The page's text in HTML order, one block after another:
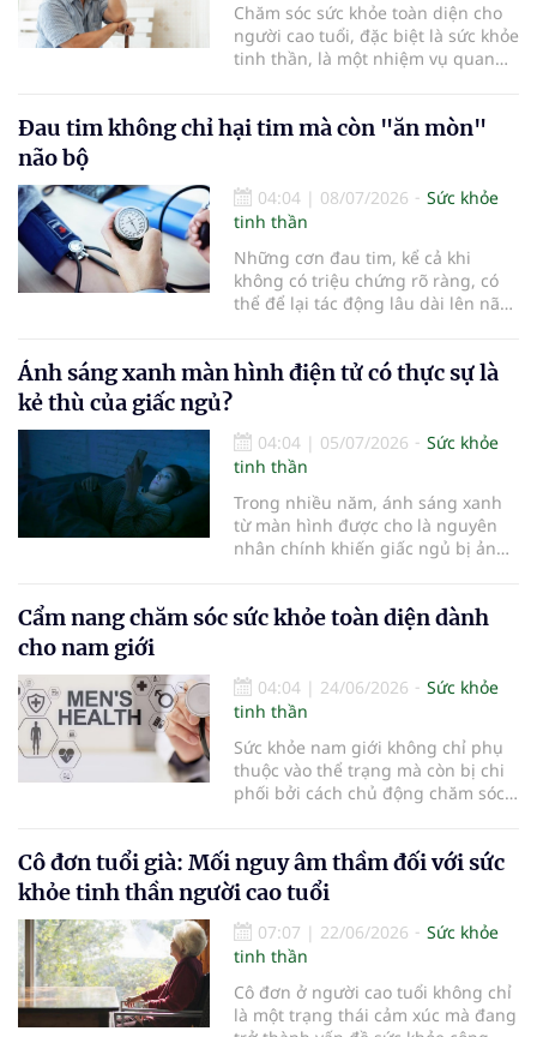
Chăm sóc sức khỏe toàn diện cho
người cao tuổi, đặc biệt là sức khỏe
tinh thần, là một nhiệm vụ quan
một tinh thần tích cực sẽ giúp
tính và gắn kết hơn với gia đình,
cộng đồng.
Đau tim không chỉ hại tim mà còn "ăn mòn"
não bộ
04:04 | 08/07/2026
Sức khỏe
tinh thần
Những cơn đau tim, kể cả khi
không có triệu chứng rõ ràng, có
thể để lại tác động lâu dài lên não
Ánh sáng xanh màn hình điện tử có thực sự là
kẻ thù của giấc ngủ?
04:04 | 05/07/2026
Sức khỏe
tinh thần
Trong nhiều năm, ánh sáng xanh
từ màn hình được cho là nguyên
nhân chính khiến giấc ngủ bị ảnh
tranh phức tạp hơn tưởng tượng...
Cẩm nang chăm sóc sức khỏe toàn diện dành
cho nam giới
04:04 | 24/06/2026
Sức khỏe
tinh thần
Sức khỏe nam giới không chỉ phụ
thuộc vào thể trạng mà còn bị chi
phối bởi cách chủ động chăm sóc
quen và nhận thức có thể tạo ra
khác biệt lớn về lâu dài...
Cô đơn tuổi già: Mối nguy âm thầm đối với sức
khỏe tinh thần người cao tuổi
07:07 | 22/06/2026
Sức khỏe
tinh thần
Cô đơn ở người cao tuổi không chỉ
là một trạng thái cảm xúc mà đang